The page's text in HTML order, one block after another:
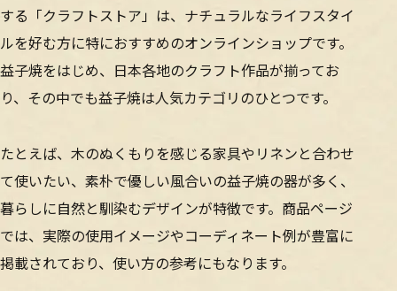
する「クラフトストア」は、ナチュラルなライフスタイ
ルを好む方に特におすすめのオンラインショップです。
益子焼をはじめ、日本各地のクラフト作品が揃ってお
り、その中でも益子焼は人気カテゴリのひとつです。
たとえば、木のぬくもりを感じる家具やリネンと合わせ
て使いたい、素朴で優しい風合いの益子焼の器が多く、
暮らしに自然と馴染むデザインが特徴です。商品ページ
では、実際の使用イメージやコーディネート例が豊富に
掲載されており、使い方の参考にもなります。